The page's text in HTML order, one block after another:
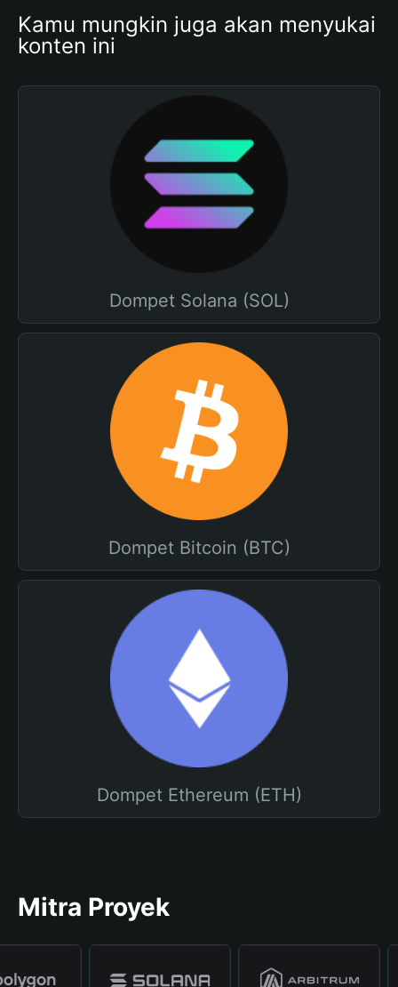
Kamu mungkin juga akan menyukai
konten ini
Dompet Solana (SOL)
Dompet Bitcoin (BTC)
Dompet Ethereum (ETH)
Mitra Proyek